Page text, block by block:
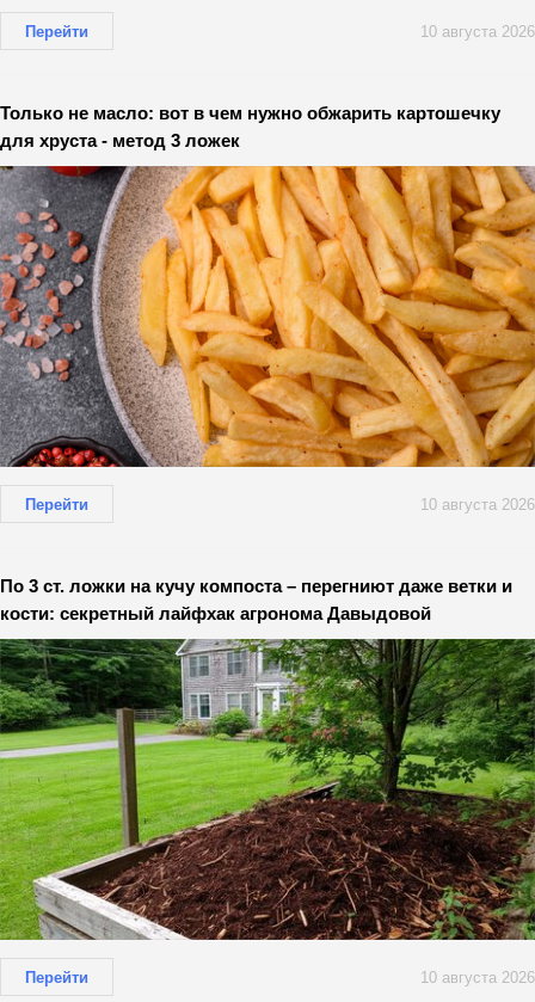
Перейти 10 августа 2026
Только не масло: вот в чем нужно обжарить картошечку
для хруста - метод 3 ложек
Перейти 10 августа 2026
По 3 ст. ложки на кучу компоста – перегниют даже ветки и
кости: секретный лайфхак агронома Давыдовой
Перейти 10 августа 2026